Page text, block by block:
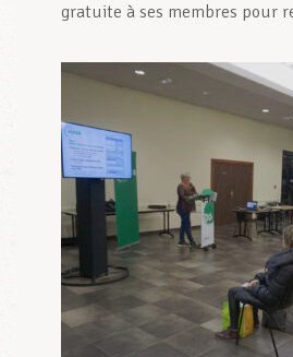
gratuite à ses membres pour